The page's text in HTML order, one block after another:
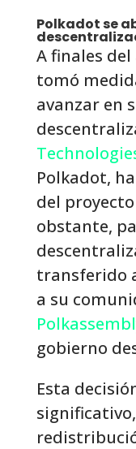
Polkadot se
A finales
tomó
avanzar en
Polkadot,
del
obstante,
transferido
a su
gobierno
Esta